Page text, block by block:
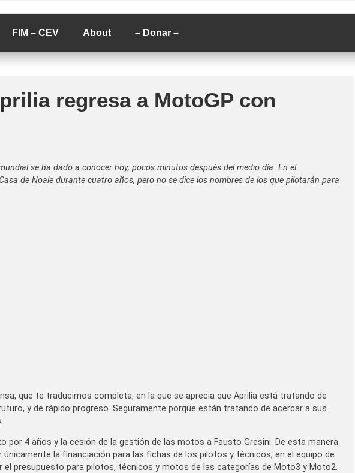
GP
FIM – CEV About – Donar –
regresa a MotoGP con
se ha dado a conocer hoy, pocos minutos después del medio día. En el
de Noale durante cuatro años, pero no se dice los nombres de los que pilotarán para
que te traducimos completa, en la que se aprecia que Aprilia está tratando de
y de rápido progreso. Seguramente porque están tratando de acercar a sus
por 4 años y la cesión de la gestión de las motos a Fausto Gresini. De esta manera
la financiación para las fichas de los pilotos y técnicos, en el equipo de
el presupuesto para pilotos, técnicos y motos de las categorías de Moto3 y Moto2.